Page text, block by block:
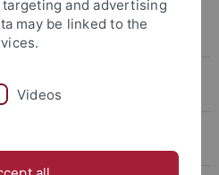
and advertising
may be linked to the
Videos